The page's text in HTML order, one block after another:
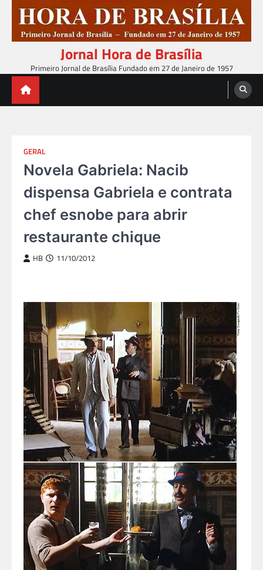
content
Jornal Hora de Brasília
Primeiro Jornal de Brasília Fundado em 27 de Janeiro de 1957
GERAL
Novela Gabriela: Nacib
dispensa Gabriela e contrata
chef esnobe para abrir
restaurante chique
HB 11/10/2012